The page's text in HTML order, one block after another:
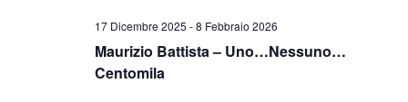
Views
17 Dicembre 2025 -8 Febbraio 2026
Maurizio Battista – Uno…Nessuno…
Centomila